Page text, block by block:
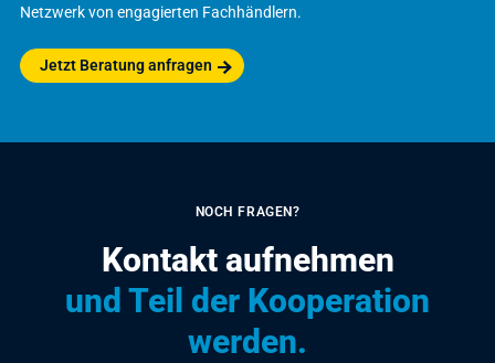
Netzwerk von engagierten Fachhändlern.
Jetzt Beratung anfragen
NOCH FRAGEN?
Kontakt aufnehmen
und Teil der Kooperation
werden.